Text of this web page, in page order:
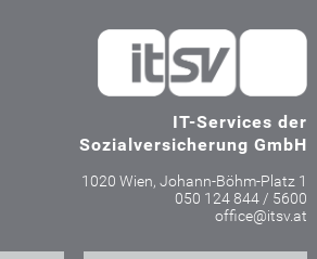
IT-Services der
Sozialversicherung GmbH
1020 Wien, Johann-Böhm-Platz 1
050 124 844 / 5600
office@itsv.at